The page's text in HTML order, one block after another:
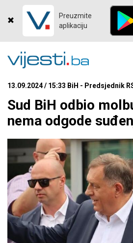
Preuzmite
aplikaciju
13.09.2024 / 15:33 BiH - Predsjednik
Sud BiH odbio
nema odgode